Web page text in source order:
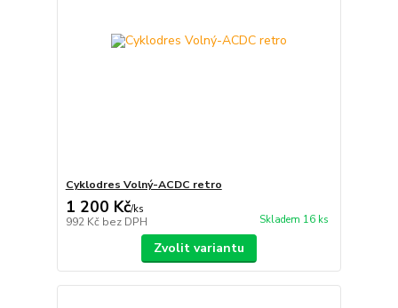
Cyklodres Volný-ACDC retro
1 200 Kč/ks
992 Kč bez DPH Skladem 16 ks
Zvolit variantu